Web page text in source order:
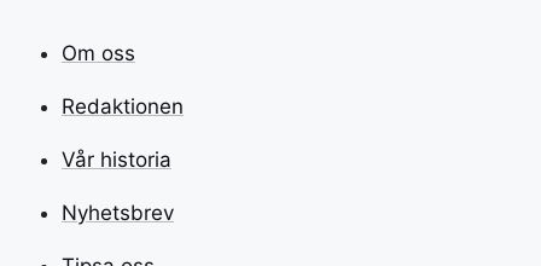
Om oss
Redaktionen
Vår historia
Nyhetsbrev